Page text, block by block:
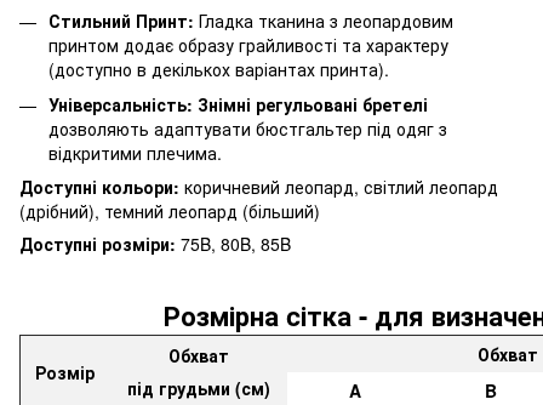
Стильний Принт: Гладка тканина з леопардовим
принтом додає образу грайливості та характеру
(доступно в декількох варіантах принта).
Універсальність: Знімні регульовані бретелі
дозволяють адаптувати бюстгальтер під одяг з
відкритими плечима.
Доступні кольори: коричневий леопард, світлий леопард
(дрібний), темний леопард (більший)
Доступні розміри: 75B, 80B, 85B
Розмірна cітка - для
Розмір
Обхват
під грудьми (см)
A
B